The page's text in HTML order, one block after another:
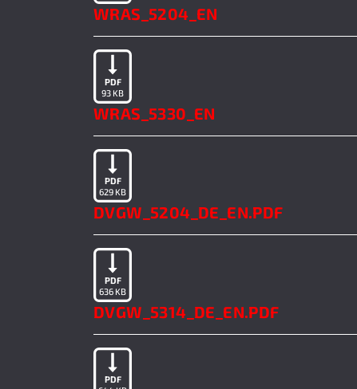
WRAS_5204_EN
PDF
93 KB
WRAS_5330_EN
PDF
629 KB
DVGW_5204_DE_EN.PDF
PDF
636 KB
DVGW_5314_DE_EN.PDF
PDF